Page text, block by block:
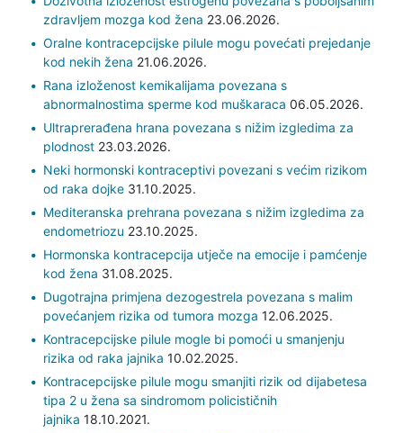
zdravljem mozga kod žena 23.06.2026.
Oralne kontracepcijske pilule mogu povećati prejedanje
kod nekih žena 21.06.2026.
Rana izloženost kemikalijama povezana s
abnormalnostima sperme kod muškaraca 06.05.2026.
Ultraprerađena hrana povezana s nižim izgledima za
plodnost23.03.2026.
Neki hormonski kontraceptivi povezani s većim rizikom
od raka dojke31.10.2025.
Mediteranska prehrana povezana s nižim izgledima za
endometriozu 23.10.2025.
Hormonska kontracepcija utječe na emocije i pamćenje
kod žena 31.08.2025.
Dugotrajna primjena dezogestrela povezana s malim
povećanjem rizika od tumora mozga 12.06.2025.
Kontracepcijske pilule mogle bi pomoći u smanjenju
rizika od raka jajnika 10.02.2025.
Kontracepcijske pilule mogu smanjiti rizik od dijabetesa
tipa 2 u žena sa sindromom policističnih
jajnika 18.10.2021.